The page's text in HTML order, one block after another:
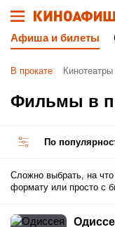
Афиша и билеты
В прокате Кинотеатры
Фильмы в
По
Сложно выбрать, на
формату или просто с